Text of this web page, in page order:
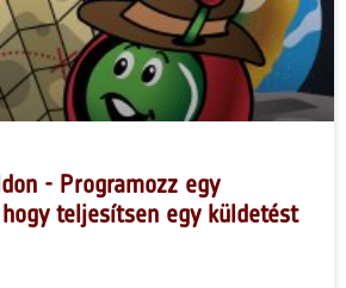
- Programozz egy
teljesítsen egy küldetést